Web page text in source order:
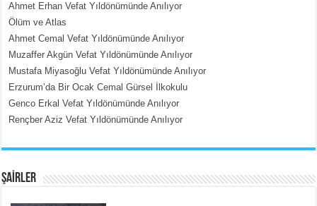
MEHMET ÇOBAN
İçerdeki Put Dışardaki Maskeler...
Ahmet Erhan Vefat Yıldönümünde Anılıyor
Ölüm ve Atlas
Ahmet Cemal Vefat Yıldönümünde Anılıyor
Muzaffer Akgün Vefat Yıldönümünde Anılıyor
Mustafa Miyasoğlu Vefat Yıldönümünde Anılıyor
Erzurum’da Bir Ocak Cemal Gürsel İlkokulu
Genco Erkal Vefat Yıldönümünde Anılıyor
Rençber Aziz Vefat Yıldönümünde Anılıyor
ŞAİRLER